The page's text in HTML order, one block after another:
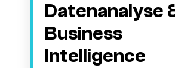
Datenanalyse
Business
Intelligence